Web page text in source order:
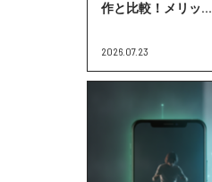
作と比較！メリッ...
2026.07.23